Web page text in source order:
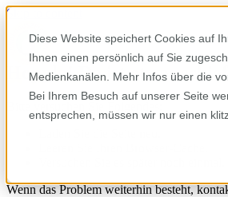
Diese Website speichert Cookies auf
Ihnen einen persönlich auf Sie
Medienkanälen. Mehr Infos über die
Bei Ihrem Besuch auf unserer Seite
entsprechen, müssen wir nur einen
Skip to content
Hoppla! Da ist etwas
Wenn das Problem weiterhin besteht,